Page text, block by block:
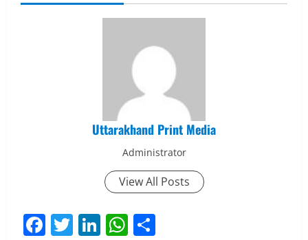
Uttarakhand Print Media
Administrator
View All Posts
Facebook
Twitter
LinkedIn
WhatsApp